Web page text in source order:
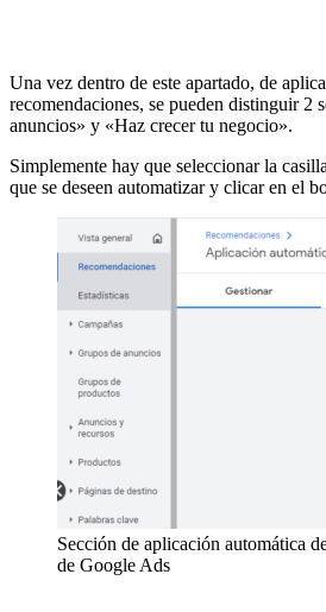
Una vez dentro de este apartado, de
recomendaciones, se pueden distinguir 2
anuncios» y «Haz crecer tu negocio».
Simplemente hay que seleccionar la
que se deseen automatizar y clicar en el
Sección de aplicación automática
de Google Ads